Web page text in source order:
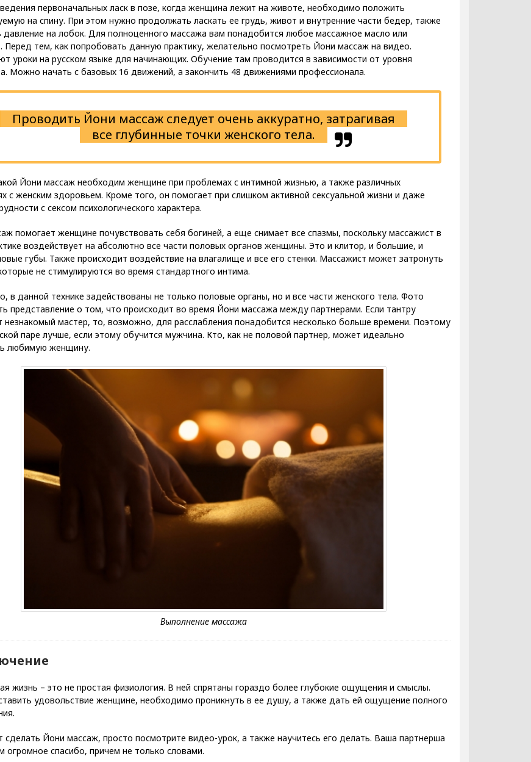
первоначальных ласк в позе, когда женщина лежит на животе, необходимо положить
на спину. При этом нужно продолжать ласкать ее грудь, живот и внутренние части бедер, также
давление на лобок. Для полноценного массажа вам понадобится любое массажное масло или
Перед тем, как попробовать данную практику, желательно посмотреть Йони массаж на видео.
уроки на русском языке для начинающих. Обучение там проводится в зависимости от уровня
Можно начать с базовых 16 движений, а закончить 48 движениями профессионала.
Проводить Йони массаж следует очень аккуратно, затрагивая
все глубинные точки женского тела.
Йони массаж необходим женщине при проблемах с интимной жизнью, а также различных
с женским здоровьем. Кроме того, он помогает при слишком активной сексуальной жизни и даже
с сексом психологического характера.
помогает женщине почувствовать себя богиней, а еще снимает все спазмы, поскольку массажист в
воздействует на абсолютно все части половых органов женщины. Это и клитор, и большие, и
губы. Также происходит воздействие на влагалище и все его стенки. Массажист может затронуть
не стимулируются во время стандартного интима.
в данной технике задействованы не только половые органы, но и все части женского тела. Фото
представление о том, что происходит во время Йони массажа между партнерами. Если тантру
незнакомый мастер, то, возможно, для расслабления понадобится несколько больше времени. Поэтому
паре лучше, если этому обучится мужчина. Кто, как не половой партнер, может идеально
любимую женщину.
жизнь – это не простая физиология. В ней спрятаны гораздо более глубокие ощущения и смыслы.
удовольствие женщине, необходимо проникнуть в ее душу, а также дать ей ощущение полного
Йони массаж, просто посмотрите видео-урок, а также научитесь его делать. Ваша партнерша
огромное спасибо, причем не только словами.